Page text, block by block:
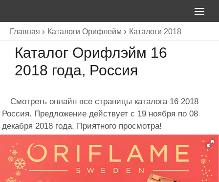
Главная Каталоги Орифлейм Каталоги 2018
Каталог Орифлэйм 16
2018 года, Россия
Смотреть онлайн все страницы каталога 16 2018
Россия. Предложение действует с 19 ноября по 08
декабря 2018 года. Приятного просмотра!